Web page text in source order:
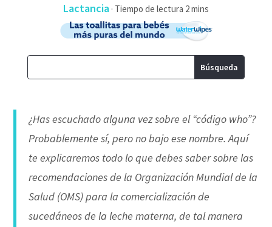
Lactancia·
¿Has escuchado alguna vez sobre el “código who”?
Probablemente sí, pero no bajo ese nombre. Aquí
te explicaremos todo lo que debes saber sobre las
recomendaciones de la Organización Mundial de la
Salud (OMS) para la comercialización de
sucedáneos de la leche materna, de tal manera